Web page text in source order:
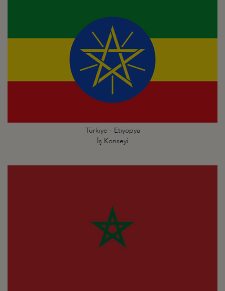
Türkiye - Etiyopya
İş Konseyi